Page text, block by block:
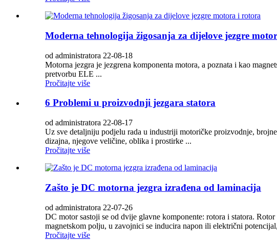
Moderna tehnologija žigosanja za dijelove jezgre
od administratora 22-08-18
Motorna jezgra je jezgrena komponenta motora, a poznata i kao
pretvorbu ELE ...
Pročitajte više
6 Problemi u proizvodnji jezgara statora
od administratora 22-08-17
Uz sve detaljniju podjelu rada u industriji motoričke proizvodnje,
dizajna, njegove veličine, oblika i prostirke ...
Pročitajte više
Zašto je DC motorna jezgra izrađena od laminacija
od administratora 22-07-26
DC motor sastoji se od dvije glavne komponente: rotora i statora.
magnetskom polju, u zavojnici se inducira napon ili električni
Pročitajte više